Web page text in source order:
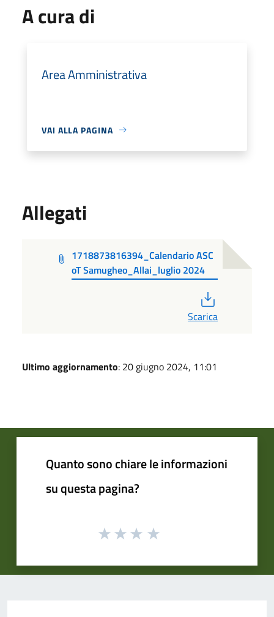
A cura di
Area Amministrativa
VAI ALLA PAGINA
Allegati
1718873816394_Calendario ASC
oT Samugheo_Allai_luglio 2024
Scarica
Ultimo aggiornamento: 20 giugno 2024, 11:01
Quanto sono chiare le informazioni
su questa pagina?